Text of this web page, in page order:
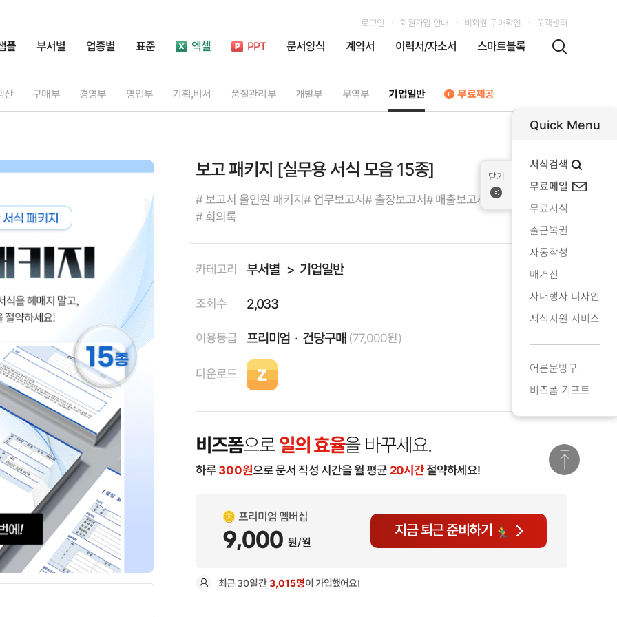
플 부서별 업종별 표준 엑셀 PPT 문서양식 계약서 이력서/자소서 스마트블록
로그인 회원가입 안내 비회원 구매확인 고객센터
산 구매부 경영부 영업부 기획,비서 품질관리부 개발부 무역부 기업일반 무료제공
보고 패키지 [실무용 서식 모음 15종]
# 보고서 올인원 패키지 # 업무보고서# 출장보고서# 매출보고서
# 결산보고서
# 회의록
카테고리 부서별 기업일반
조회수 2,033
이용등급 프리미엄 건당구매 (77,000원)
다운로드
비즈폼으로일의 효율을 바꾸세요.
하루 300원으로 문서 작성 시간을 월 평균 20시간절약하세요!
프리미엄 멤버십
9,000 원/월
지금 퇴근 준비하기
최근30일간3,015명이 가입했어요!
Quick Menu
서식검색
무료메일
무료서식
출근복권
자동작성
매거진
사내행사 디자인
서식지원 서비스
어른문방구
비즈폼 기프트